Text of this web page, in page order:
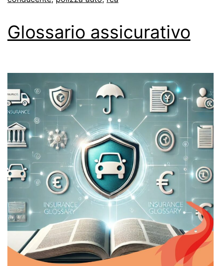
Glossario assicurativo